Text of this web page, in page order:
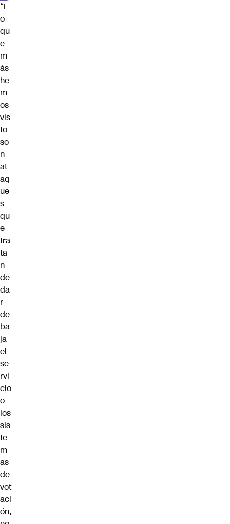
“L
o
qu
e
m
ás
he
m
os
vis
to
so
n
at
aq
ue
s
qu
e
tra
ta
n
de
da
r
de
ba
ja
el
se
rvi
cio
o
los
sis
te
m
as
de
vot
aci
ón,